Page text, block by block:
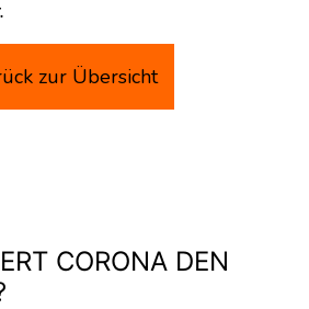
zur Übersicht
CORONA DEN